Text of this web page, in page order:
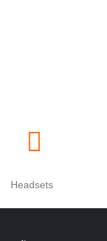
Headsets